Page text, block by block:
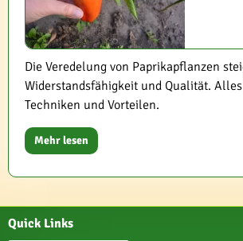
Die Veredelung von Paprikapflanzen
Widerstandsfähigkeit und Qualität.
Techniken und Vorteilen.
Mehr lesen
Quick Links